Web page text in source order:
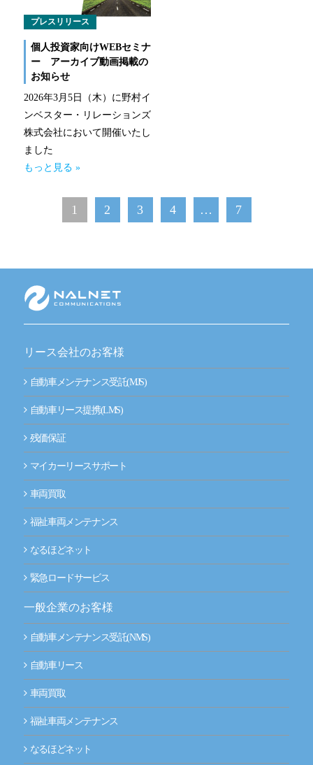
プレスリリース
個人投資家向けWEBセミナ
ー アーカイブ動画掲載の
お知らせ
2026年3月5日（木）に野村イ
ンベスター・リレーションズ
株式会社において開催いたし
ました
もっと見る »
1 2 3 4 … 7
リース会社のお客様
自動車メンテナンス受託(MJS)
自動車リース提携(LMS)
残価保証
マイカーリースサポート
車両買取
福祉車両メンテナンス
なるほどネット
緊急ロードサービス
一般企業のお客様
自動車メンテナンス受託(NMS)
自動車リース
車両買取
福祉車両メンテナンス
なるほどネット